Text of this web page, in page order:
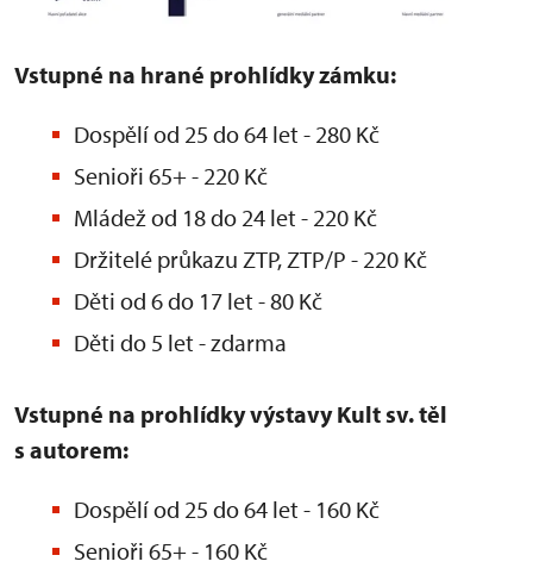
Vstupné na hrané prohlídky zámku:
Dospělí od 25 do 64 let - 280 Kč
Senioři 65+ - 220 Kč
Mládež od 18 do 24 let - 220 Kč
Držitelé průkazu ZTP, ZTP/P - 220 Kč
Děti od 6 do 17 let - 80 Kč
Děti do 5 let - zdarma
Vstupné na prohlídky výstavy Kult sv. těl
s autorem:
Dospělí od 25 do 64 let - 160 Kč
Senioři 65+ - 160 Kč